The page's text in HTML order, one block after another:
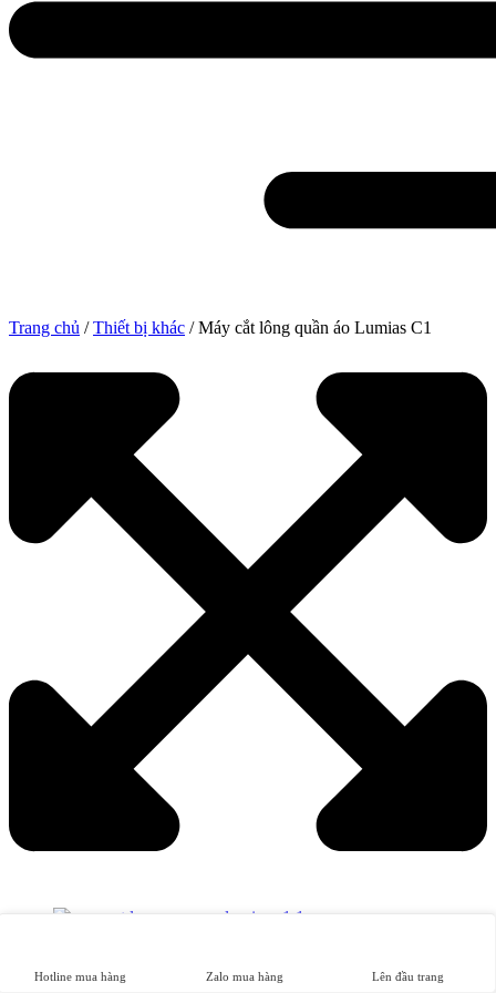
Trang chủ /Thiết bị khác / Máy cắt lông quần áo Lumias C1
Hotline mua hàng Zalo mua hàng Lên đầu trang